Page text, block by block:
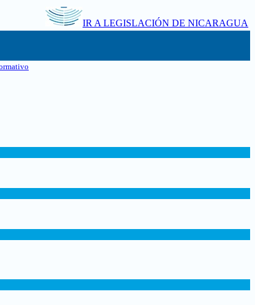
IR A LEGISLACIÓN DE NICARAGUA